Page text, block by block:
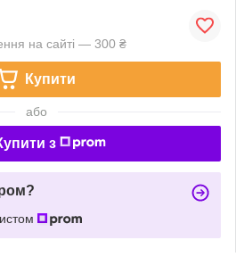
на сайті — 300 ₴
Купити
або
з